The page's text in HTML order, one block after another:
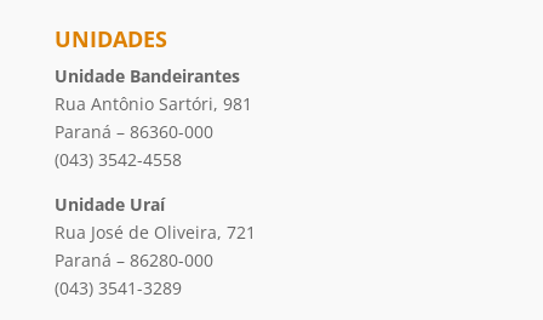
UNIDADES
Unidade Bandeirantes
Rua Antônio Sartóri, 981
Paraná – 86360-000
(043) 3542-4558
Unidade Uraí
Rua José de Oliveira, 721
Paraná – 86280-000
(043) 3541-3289